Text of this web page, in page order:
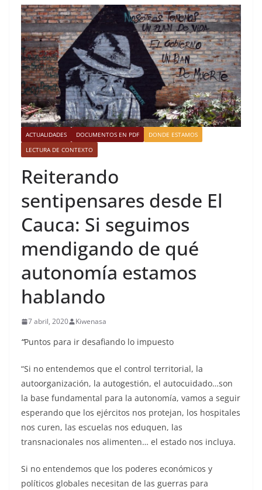
ACTUALIDADES DOCUMENTOS EN PDF
DONDE ESTAMOS
LECTURA DE CONTEXTO
Reiterando
sentipensares desde El
Cauca: Si seguimos
mendigando de qué
autonomía estamos
hablando
7 abril, 2020 Kiwenasa
“Puntos para ir desafiando lo impuesto
“Si no entendemos que el control territorial, la
autoorganización, la autogestión, el autocuidado…son
la base fundamental para la autonomía, vamos a seguir
esperando que los ejércitos nos protejan, los hospitales
nos curen, las escuelas nos eduquen, las
transnacionales nos alimenten… el estado nos incluya.
Si no entendemos que los poderes económicos y
políticos globales necesitan de las guerras para